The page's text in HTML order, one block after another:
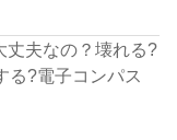
丈夫なの？壊れる?
る?電子コンパス